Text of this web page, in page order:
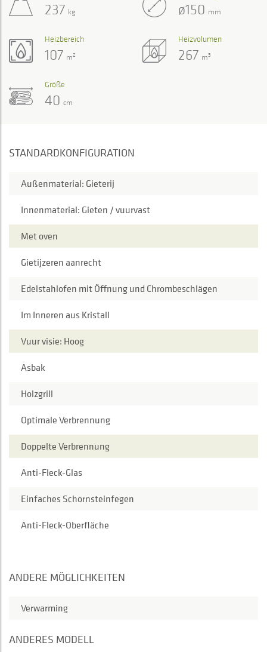
Heizvolumen
267 m3
Heizbereich
107 m2
237 kg ø150 mm
Größe
40 cm
STANDARDKONFIGURATION
Außenmaterial: Gieterij
Innenmaterial: Gieten / vuurvast
Met oven
Gietijzeren aanrecht
Edelstahlofen mit Öffnung und Chrombeschlägen
Im Inneren aus Kristall
Vuur visie: Hoog
Asbak
Holzgrill
Optimale Verbrennung
Doppelte Verbrennung
Anti-Fleck-Glas
Einfaches Schornsteinfegen
Anti-Fleck-Oberfläche
ANDERE MÖGLICHKEITEN
Verwarming
ANDERES MODELL